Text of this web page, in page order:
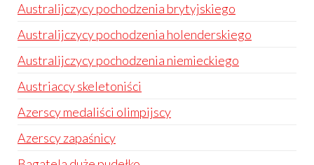
Australijczycy pochodzenia brytyjskiego
Australijczycy pochodzenia holenderskiego
Australijczycy pochodzenia niemieckiego
Austriaccy skeletoniści
Azerscy medaliści olimpijscy
Azerscy zapaśnicy